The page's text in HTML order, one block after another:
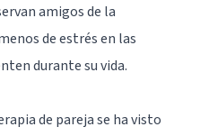
amigos de la
de estrés en las
durante su vida.
de pareja se ha visto